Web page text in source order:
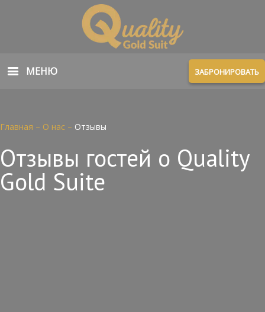
МЕНЮ ЗАБРОНИРОВАТЬ
Главная – О нас – Отзывы
Отзывы гостей о Quality
Gold Suite